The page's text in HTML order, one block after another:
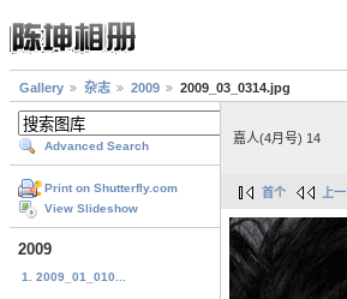
Gallery 杂志 2009 2009_03_0314.jpg
Advanced Search
Print on Shutterfly.com
View Slideshow
2009
1. 2009_01_010...
嘉人(4月号) 14
首个 上一